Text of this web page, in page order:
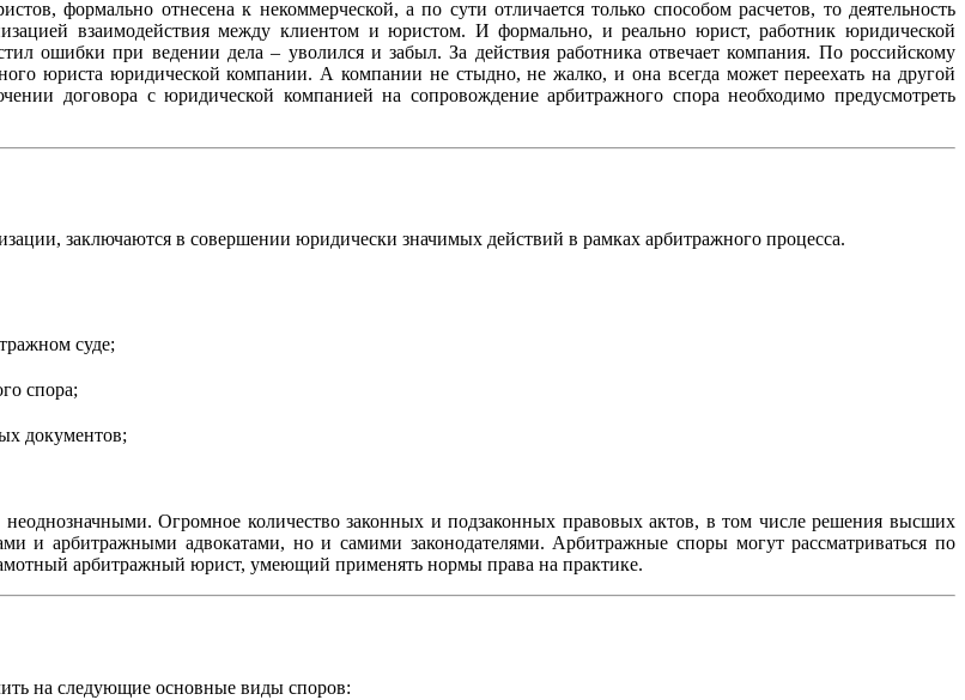
формально отнесена к некоммерческой, а по сути отличается только способом расчетов, то деятельность
взаимодействия между клиентом и юристом. И формально, и реально юрист, работник юридической
ошибки при ведении дела – уволился и забыл. За действия работника отвечает компания. По российскому
юриста юридической компании. А компании не стыдно, не жалко, и она всегда может переехать на другой
договора с юридической компанией на сопровождение арбитражного спора необходимо предусмотреть
заключаются в совершении юридически значимых действий в рамках арбитражного процесса.
суде;
спора;
документов;
Огромное количество законных и подзаконных правовых актов, в том числе решения высших
и арбитражными адвокатами, но и самими законодателями. Арбитражные споры могут рассматриваться по
арбитражный юрист, умеющий применять нормы права на практике.
на следующие основные виды споров: